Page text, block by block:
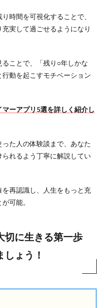
時間を可視化することで、
実して過ごせるようになり
ことで、「残り○年しかな
動を起こすモチベーション
ーアプリ5選を詳しく紹介し
た人の体験談まで、あなた
れるよう丁寧に解説してい
再認識し、人生をもっと充
可能。
切に生きる第一歩
しょう！